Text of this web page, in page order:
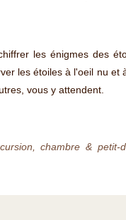
les énigmes des
les étoiles à l'oeil nu et
vous y attendent.
chambre & petit-